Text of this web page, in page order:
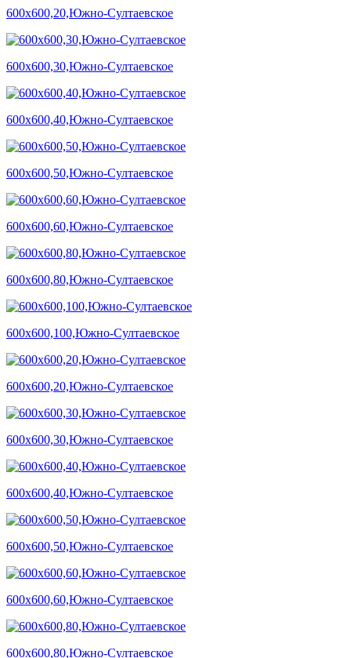
600х600,20,Южно-Султаевское
600х600,30,Южно-Султаевское
600х600,40,Южно-Султаевское
600х600,50,Южно-Султаевское
600х600,60,Южно-Султаевское
600х600,80,Южно-Султаевское
600х600,100,Южно-Султаевское
600х600,20,Южно-Султаевское
600х600,30,Южно-Султаевское
600х600,40,Южно-Султаевское
600х600,50,Южно-Султаевское
600х600,60,Южно-Султаевское
600х600,80,Южно-Султаевское